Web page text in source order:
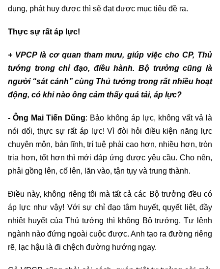
dụng, phát huy được thì sẽ đạt được mục tiêu đề ra.
Thực sự rất áp lực!
+ VPCP là cơ quan tham mưu, giúp việc cho CP, Thủ
tướng trong chỉ đạo, điều hành. Bộ trưởng cũng là
người “sát cánh” cùng Thủ tướng trong rất nhiều hoạt
động, có khi nào ông cảm thấy quá tải, áp lực?
- Ông Mai Tiến Dũng: Bảo không áp lực, không vất vả là
nói dối, thực sự rất áp lực! Vì đòi hỏi điều kiện năng lực
chuyên môn, bản lĩnh, trí tuệ phải cao hơn, nhiều hơn, tròn
trịa hơn, tốt hơn thì mới đáp ứng được yêu cầu. Cho nên,
phải gồng lên, cố lên, lăn vào, tận tụy và trung thành.
Điều này, không riêng tôi mà tất cả các Bộ trưởng đều có
áp lực như vậy! Với sự chỉ đạo tâm huyết, quyết liệt, đầy
nhiệt huyết của Thủ tướng thì không Bộ trưởng, Tư lệnh
ngành nào đứng ngoài cuộc được. Anh tạo ra đường riêng
rẽ, lạc hậu là đi chệch đường hướng ngay.